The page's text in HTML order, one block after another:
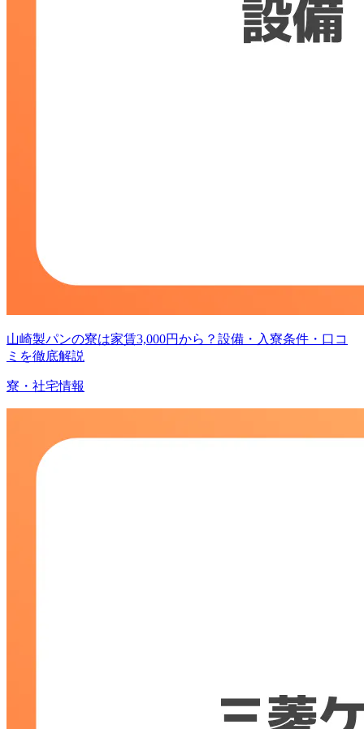
山崎製パンの寮は家賃3,000円から？設備・入寮条件・口コ
ミを徹底解説
寮・社宅情報